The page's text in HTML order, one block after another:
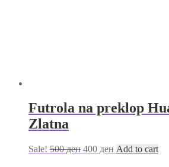
Futrola na preklop
Zlatna
Sale! 500ден 400 ден Add to cart